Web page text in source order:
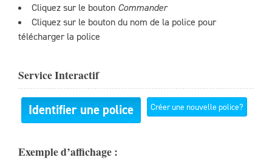
Cliquez sur le bouton Commander
Cliquez sur le bouton du nom de la police pour
télécharger la police
Service Interactif
Identifier une police Créer une nouvelle police?
Exemple d’affichage :